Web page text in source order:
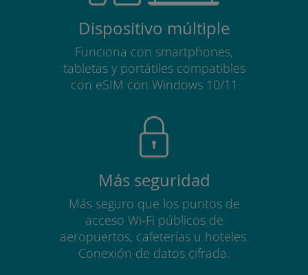
Dispositivo múltiple
Funciona con smartphones,
tabletas y portátiles compatibles
con eSIM con Windows 10/11
Más seguridad
Más seguro que los puntos de
acceso Wi-Fi públicos de
aeropuertos, cafeterías u hoteles.
Conexión de datos cifrada.